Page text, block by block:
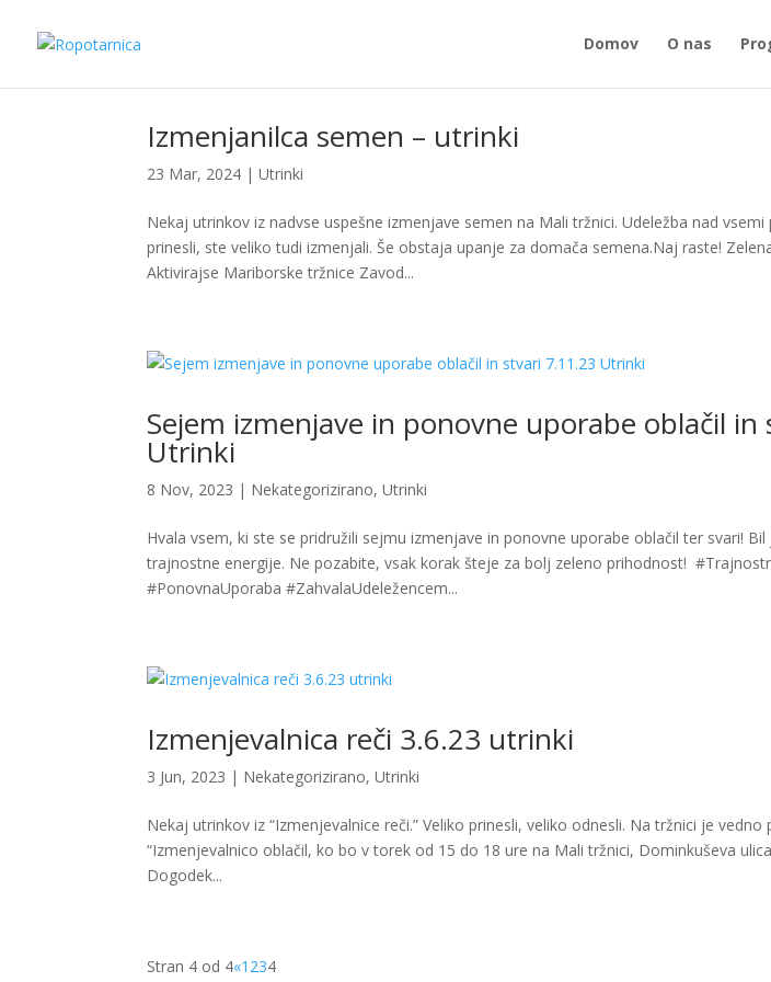
Domov O nas
Izmenjanilca semen – utrinki
23 Mar, 2024 |Utrinki
Nekaj utrinkov iz nadvse uspešne izmenjave semen na Mali tržnici. Udeležba nad
prinesli, ste veliko tudi izmenjali. Še obstaja upanje za domača semena.Naj raste!
Aktivirajse Mariborske tržnice Zavod...
Sejem izmenjave in ponovne uporabe oblačil in
Utrinki
8 Nov, 2023 | Nekategorizirano,Utrinki
Hvala vsem, ki ste se pridružili sejmu izmenjave in ponovne uporabe oblačil ter svari!
trajnostne energije. Ne pozabite, vsak korak šteje za bolj zeleno prihodnost!
#PonovnaUporaba #ZahvalaUdeležencem...
Izmenjevalnica reči 3.6.23 utrinki
3 Jun, 2023 | Nekategorizirano,Utrinki
Nekaj utrinkov iz “Izmenjevalnice reči.” Veliko prinesli, veliko odnesli. Na tržnici je
“Izmenjevalnico oblačil, ko bo v torek od 15 do 18 ure na Mali tržnici, Dominkuševa
Dogodek...
Stran 4 od 4«1 234